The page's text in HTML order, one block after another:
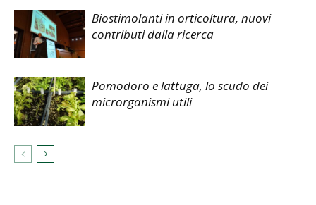
Biostimolanti in orticoltura, nuovi
contributi dalla ricerca
Pomodoro e lattuga, lo scudo dei
microrganismi utili